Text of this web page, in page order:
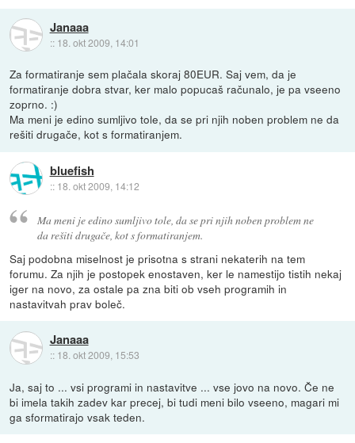
Janaaa
:: 18. okt 2009, 14:01
Za formatiranje sem plačala skoraj 80EUR. Saj vem, da je
formatiranje dobra stvar, ker malo popucaš računalo, je pa vseeno
zoprno. :)
Ma meni je edino sumljivo tole, da se pri njih noben problem ne da
rešiti drugače, kot s formatiranjem.
bluefish
:: 18. okt 2009, 14:12
Ma meni je edino sumljivo tole, da se pri njih noben problem ne
da rešiti drugače, kot s formatiranjem.
Saj podobna miselnost je prisotna s strani nekaterih na tem
forumu. Za njih je postopek enostaven, ker le namestijo tistih nekaj
iger na novo, za ostale pa zna biti ob vseh programih in
nastavitvah prav boleč.
Janaaa
:: 18. okt 2009, 15:53
Ja, saj to ... vsi programi in nastavitve ... vse jovo na novo. Če ne
bi imela takih zadev kar precej, bi tudi meni bilo vseeno, magari mi
ga sformatirajo vsak teden.